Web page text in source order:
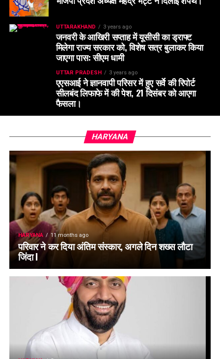
UTTARAKHAND 3 years ago
जनवरी के आखिरी सप्ताह में यूसीसी का ड्राफ्ट
मिलेगा राज्य सरकार को, विशेष सत्र बुलाकर किया
जाएगा पास: सीएम धामी
UTTAR PRADESH 3 years ago
एएसआई ने ज्ञानवापी परिसर में हुए सर्वे की रिपोर्ट
सीलबंद लिफाफे में की पेश, 21 दिसंबर को आएगा
फैसला।
HARYANA
HARYANA 11 months ago
परिवार ने कर दिया अंतिम संस्कार, अगले दिन शख्स लौटा
जिंदा l